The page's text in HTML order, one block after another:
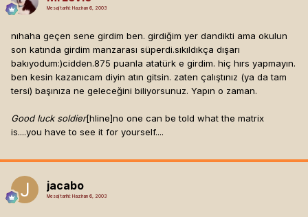
Mesaj tarihi: Haziran 6, 2003
nıhaha geçen sene girdim ben. girdiğim yer dandikti ama okulun
son katında girdim manzarası süperdi.sıkıldıkça dışarı
bakıyodum:)cidden.875 puanla atatürk e girdim. hiç hırs yapmayın.
ben kesin kazanıcam diyin atın gitsin. zaten çalıştınız (ya da tam
tersi) başınıza ne geleceğini biliyorsunuz. Yapın o zaman.
Good luck soldier[hline]no one can be told what the matrix
is....you have to see it for yourself....
jacabo
Mesaj tarihi: Haziran 6, 2003